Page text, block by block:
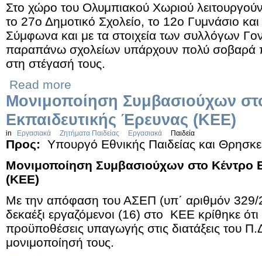
Στο χώρο του Ολυμπιακού Χωριού
το 27ο Δημοτικό Σχολείο, το 12ο Γυμνάσιο
Σύμφωνα και με τα στοιχεία των συλλόγων
παραπάνω σχολείων υπάρχουν πολύ σοβαρά
στη στέγασή τους.
Read more
Μονιμοποίηση Συμβασιούχων
Εκπαιδευτικής Έρευνας (ΚΕΕ)
in Εργασιακά Ζητήματα Παιδείας Εργασιακά Παιδεία
Προς:
Υπουργό Εθνικής Παιδείας και
Μονιμοποίηση Συμβασιούχων στο Κέντρο
(ΚΕΕ)
Με την απόφαση του ΑΣΕΠ (υπ΄ αριθμόν
δεκαέξι εργαζόμενοι (16) στο ΚΕΕ κρίθηκε
προϋποθέσεις υπαγωγής στις διατάξεις του
μονιμοποίησή τους.